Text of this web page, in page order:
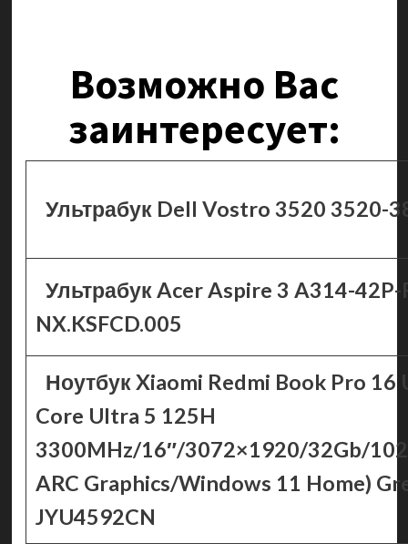
Возможно Вас
заинтересует:
Ультрабук Dell Vostro 3520 3520-
Ультрабук Acer Aspire 3 A314-42P-
NX.KSFCD.005
Ноутбук Xiaomi Redmi Book Pro
Core Ultra 5 125H
3300MHz/16″/3072×1920/32Gb/
ARC Graphics/Windows 11 Home)
JYU4592CN